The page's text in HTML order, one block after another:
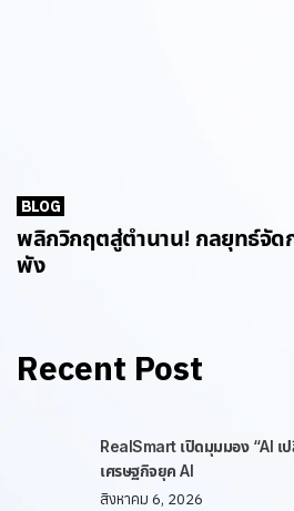
BLOG
พลิกวิกฤตสู่ตำนาน! กลยุทธ์จัด
พัง
Recent Post
RealSmart เปิดมุมมอง “AI เ
เศรษฐกิจยุค AI
สิงหาคม 6, 2026